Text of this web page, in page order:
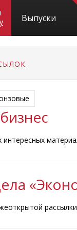
Выпуски
интересных